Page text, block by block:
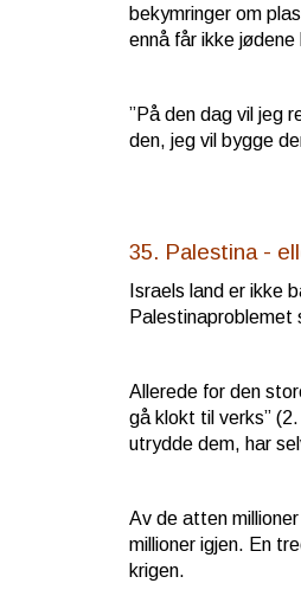
bekymringer om
ennå får ikke jødene
”På den dag vil jeg
den, jeg vil bygge
35. Palestina -
Israels land er ikke
Palestinaproblemet
Allerede for den
gå klokt til verks”
utrydde dem, har
Av de atten
millioner igjen. En
krigen.